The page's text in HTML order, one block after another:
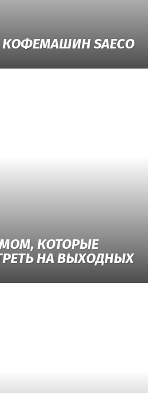
SAECO
КОТОРЫЕ
НА ВЫХОДНЫХ